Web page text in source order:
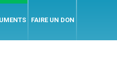
FAIRE UN DON